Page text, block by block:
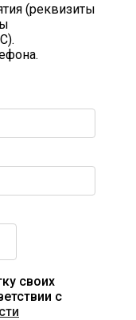
(реквизиты
своих
с